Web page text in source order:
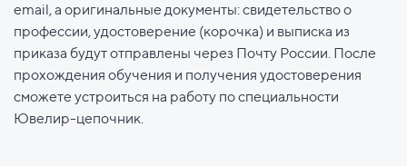
email, а оригинальные документы: свидетельство о
профессии, удостоверение (корочка) и выписка из
приказа будут отправлены через Почту России. После
прохождения обучения и получения удостоверения
сможете устроиться на работу по специальности
Ювелир-цепочник.